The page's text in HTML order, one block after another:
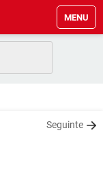
MENU
Seguinte